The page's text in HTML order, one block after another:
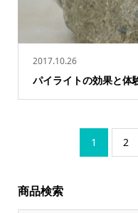
2017.10.26
パイライトの効果と体
1 2
商品検索